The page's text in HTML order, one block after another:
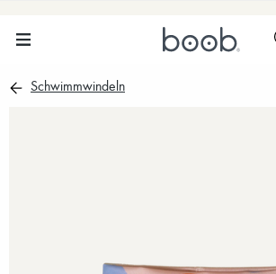
Schwimmwindeln